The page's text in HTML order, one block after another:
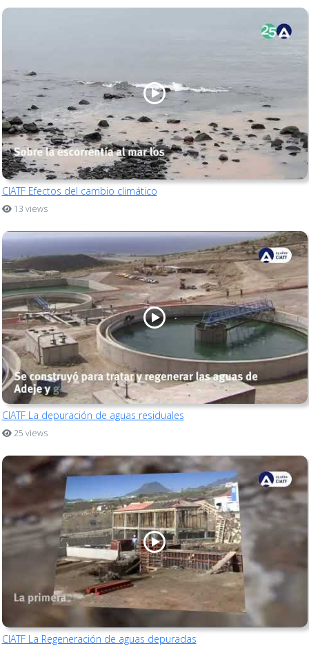
CIATF Efectos del cambio climático
13 views
CIATF La depuración de aguas residuales
25 views
CIATF La Regeneración de aguas depuradas